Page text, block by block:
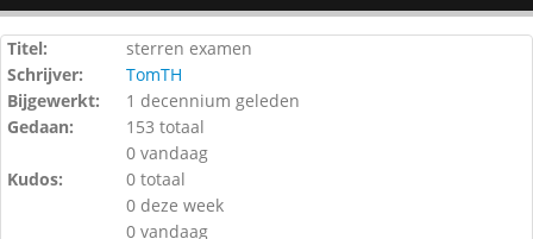
Titel:
sterren examen
Schrijver:
TomTH
Bijgewerkt:
1 decennium geleden
Gedaan:
153 totaal
0 vandaag
Kudos:
0 totaal
0 deze week
0 vandaag